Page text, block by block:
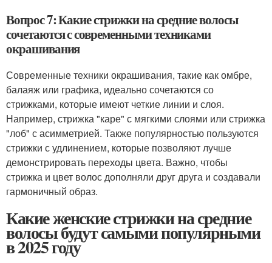
Вопрос 7: Какие стрижки на средние волосы
сочетаются с современными техниками
окрашивания
Современные техники окрашивания, такие как омбре,
балаяж или графика, идеально сочетаются со
стрижками, которые имеют четкие линии и слоя.
Например, стрижка "каре" с мягкими слоями или стрижка
"лоб" с асимметрией. Также популярностью пользуются
стрижки с удлинением, которые позволяют лучше
демонстрировать переходы цвета. Важно, чтобы
стрижка и цвет волос дополняли друг друга и создавали
гармоничный образ.
Какие женские стрижки на средние
волосы будут самыми популярными
в 2025 году